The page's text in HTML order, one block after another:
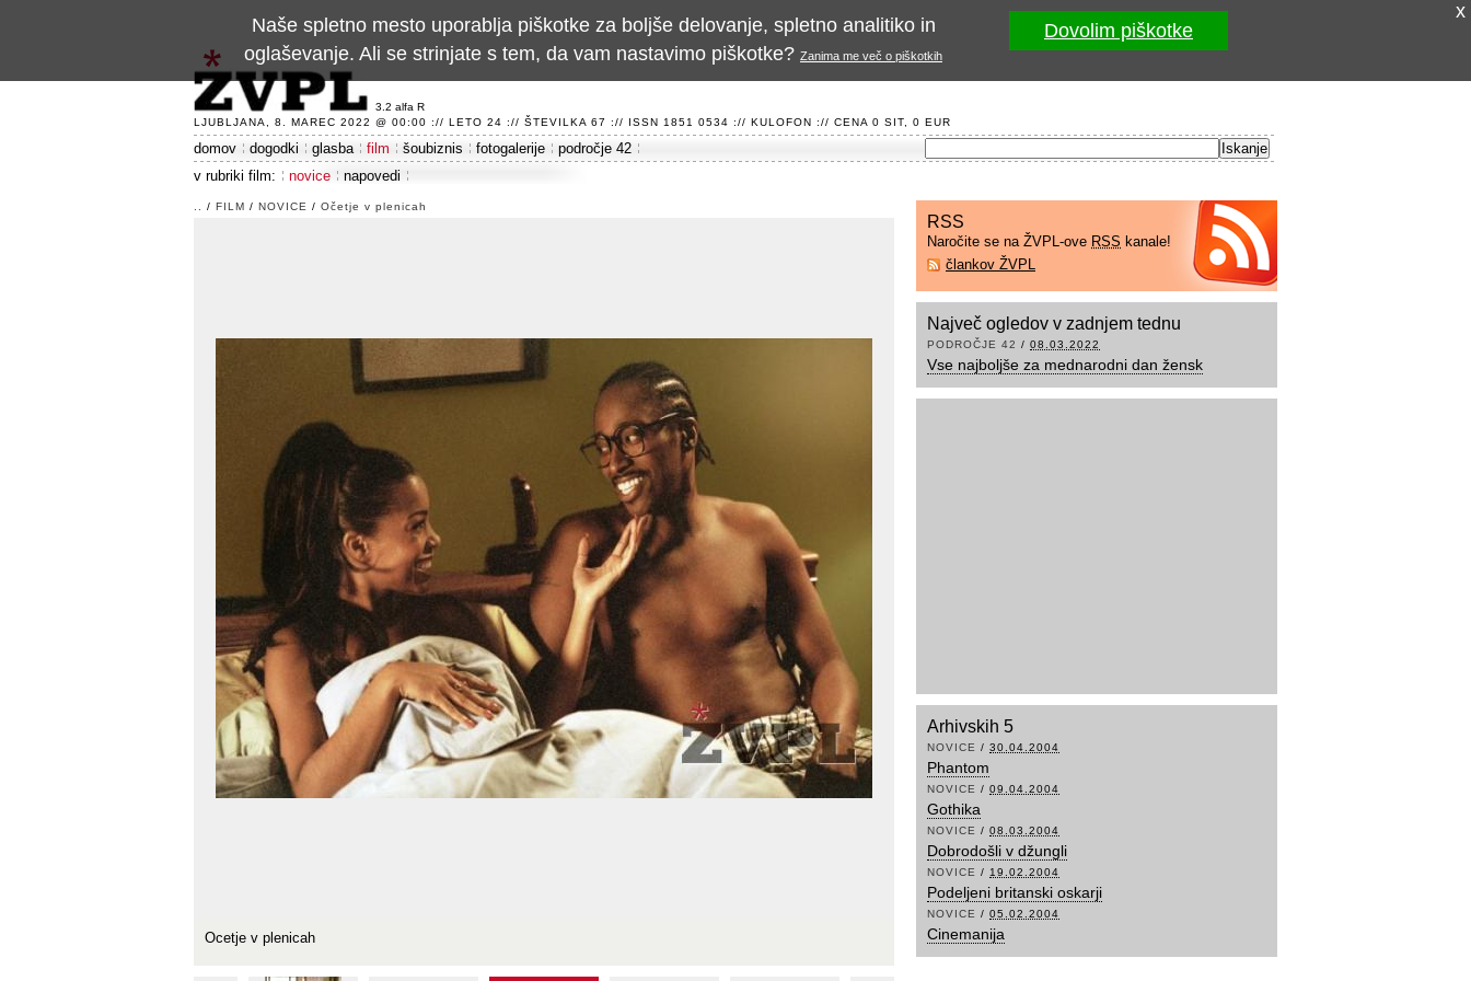
3.2 alfa R
LJUBLJANA, 8. MAREC 2022 @ 00:00 :// LETO 24 :// ŠTEVILKA 67 :// ISSN 1851 0534 :// KULOFON :// CENA 0 SIT, 0 EUR
domov dogodki glasba film šoubiznis fotogalerije
področje 42
v rubriki film:
novice napovedi
/ FILM / NOVICE / Očetje v plenicah
Ocetje v plenicah
RSS
Naročite se na ŽVPL-ove RSS kanale!
člankov ŽVPL
Največ ogledov v zadnjem tednu
PODROČJE 42 / 08.03.2022
Vse najboljše za mednarodni dan žensk
Arhivskih 5
NOVICE / 30.04.2004
Phantom
NOVICE / 09.04.2004
Gothika
NOVICE / 08.03.2004
Dobrodošli v džungli
NOVICE / 19.02.2004
Podeljeni britanski oskarji
NOVICE / 05.02.2004
Cinemanija
x
Naše spletno mesto uporablja piškotke za boljše delovanje, spletno analitiko in
oglaševanje. Ali se strinjate s tem, da vam nastavimo piškotke? Zanima me več o piškotkih
Dovolim piškotke